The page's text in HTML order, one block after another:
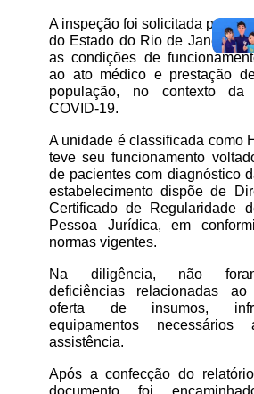
A inspeção foi solicitada pelo
do Estado do Rio de Janeiro,
as condições de
ao ato médico e prestação
população, no contexto da
COVID-19.
A unidade é classificada como
teve seu funcionamento
de pacientes com diagnóstico
estabelecimento dispõe de
Certificado de Regularidade
Pessoa Jurídica, em
normas vigentes.
Na diligência, não
deficiências relacionadas
oferta de insumos,
equipamentos
assistência.
Após a confecção do